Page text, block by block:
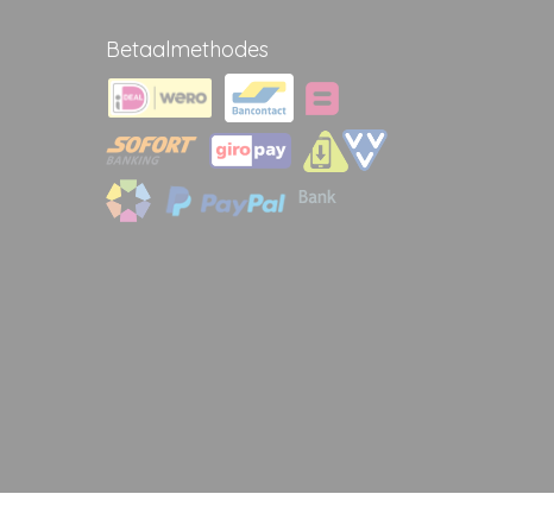
Betaalmethodes